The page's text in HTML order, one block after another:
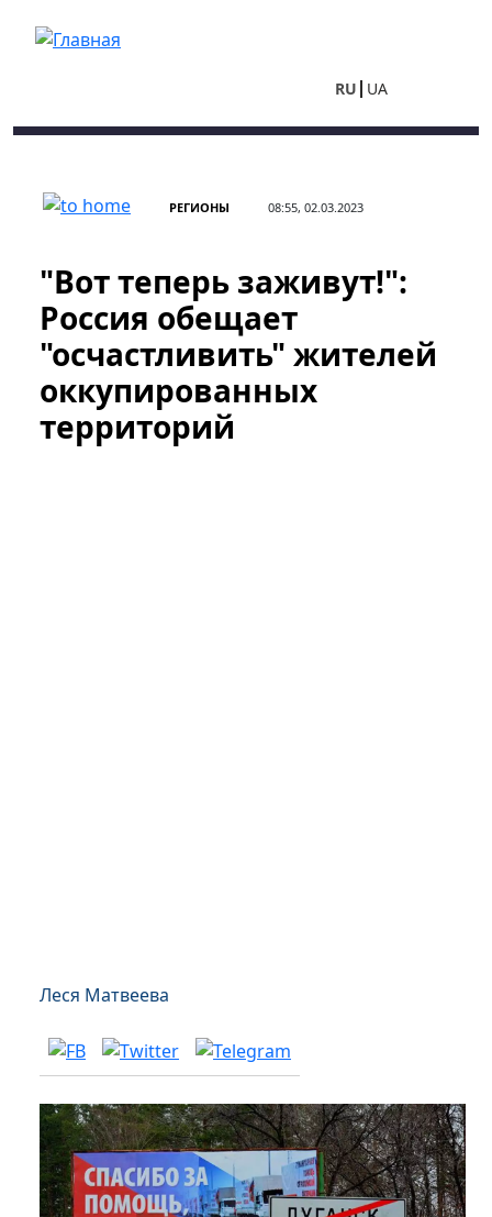
RU UA
РЕГИОНЫ 08:55, 02.03.2023
"Вот теперь заживут!":
Россия обещает
"осчастливить" жителей
оккупированных
территорий
Леся Матвеева